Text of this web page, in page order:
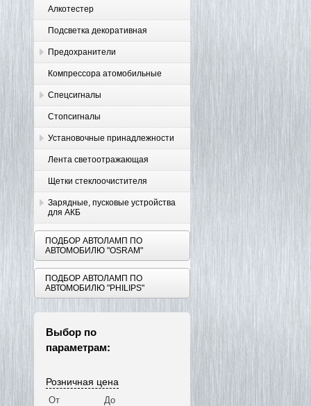
Алкотестер
Подсветка декоративная
Предохранители
Компрессора атомобильные
Спецсигналы
Стопсигналы
Установочные принадлежности
Лента светоотражающая
Щетки стеклоочистителя
Зарядные, пусковые устройства
для АКБ
ПОДБОР АВТОЛАМП ПО
АВТОМОБИЛЮ "OSRAM"
ПОДБОР АВТОЛАМП ПО
АВТОМОБИЛЮ "PHILIPS"
Выбор по
параметрам:
Розничная цена
От До